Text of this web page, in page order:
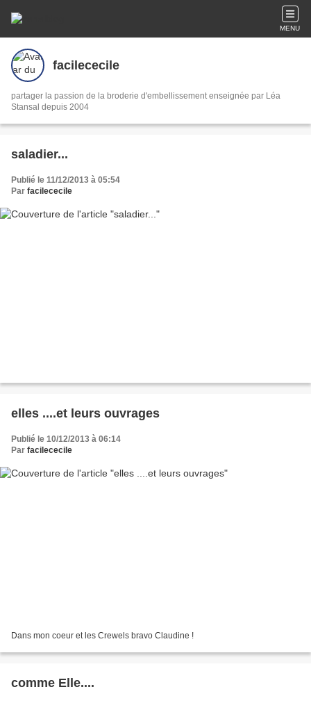
MENU
facilececile
partager la passion de la broderie d'embellissement enseignée par Léa
Stansal depuis 2004
saladier...
Publié le 11/12/2013 à 05:54
Par facilececile
elles ....et leurs ouvrages
Publié le 10/12/2013 à 06:14
Par facilececile
Dans mon coeur et les Crewels bravo Claudine !
comme Elle....